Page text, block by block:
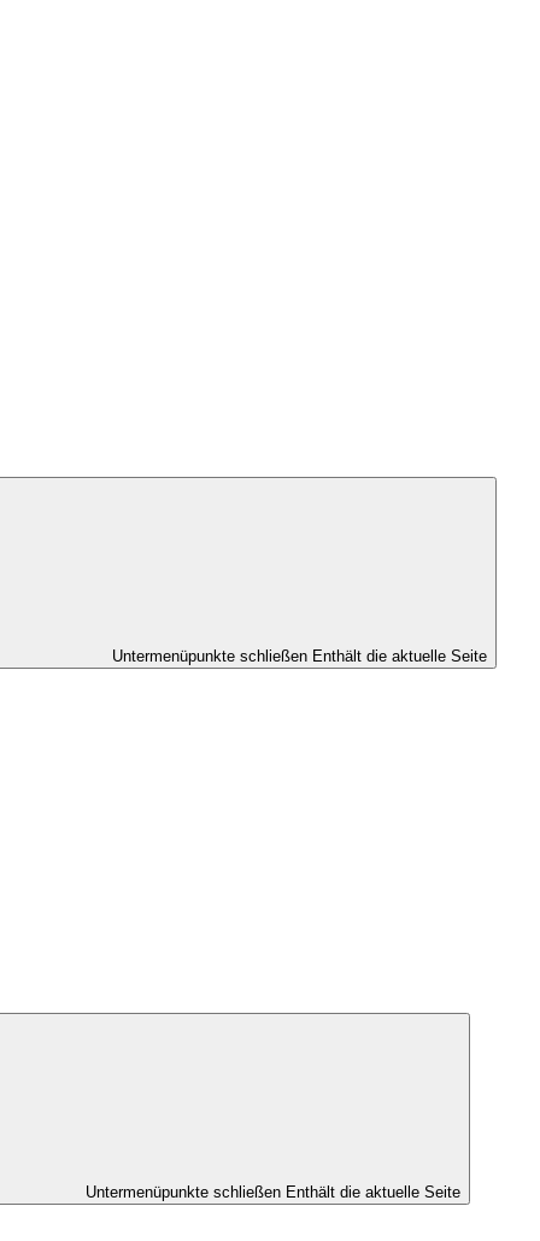
Untermenüpunkte schließen Enthält die aktuelle Seite
Untermenüpunkte schließen Enthält die aktuelle Seite